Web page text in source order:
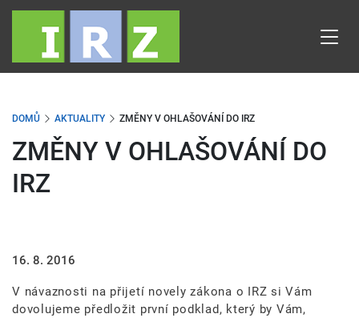
Přejít
obsahu
DOMŮ AKTUALITY ZMĚNY V OHLAŠOVÁNÍ DO IRZ
ZMĚNY V OHLAŠOVÁNÍ DO
IRZ
16. 8. 2016
V návaznosti na přijetí novely zákona o IRZ si Vám
dovolujeme předložit první podklad, který by Vám,